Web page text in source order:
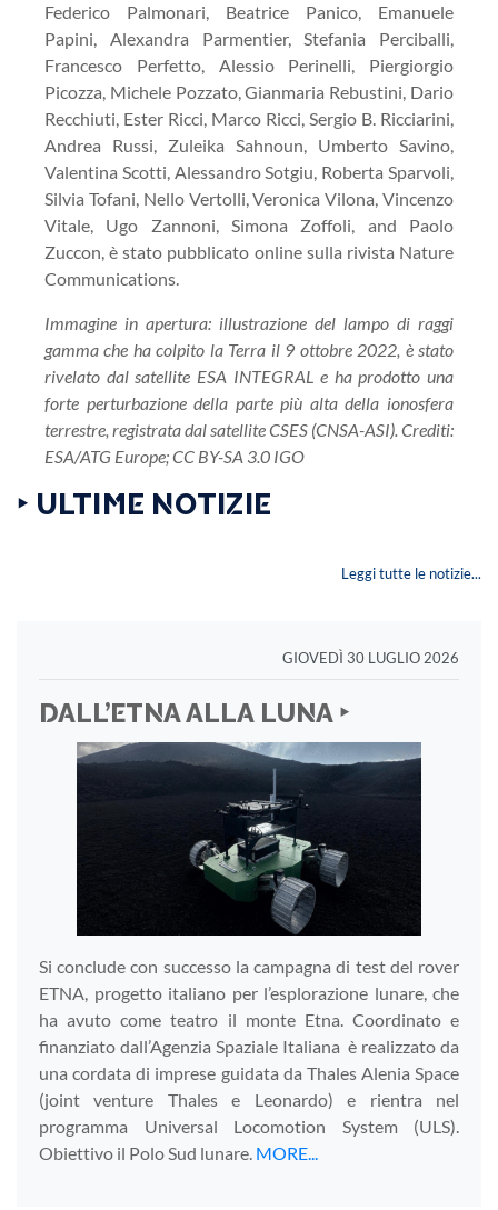
Federico Palmonari, Beatrice Panico, Emanuele
Papini, Alexandra Parmentier, Stefania Perciballi,
Francesco Perfetto, Alessio Perinelli, Piergiorgio
Picozza, Michele Pozzato, Gianmaria Rebustini, Dario
Recchiuti, Ester Ricci, Marco Ricci, Sergio B. Ricciarini,
Andrea Russi, Zuleika Sahnoun, Umberto Savino,
Valentina Scotti, Alessandro Sotgiu, Roberta Sparvoli,
Silvia Tofani, Nello Vertolli, Veronica Vilona, Vincenzo
Vitale, Ugo Zannoni, Simona Zoffoli, and Paolo
Zuccon, è stato pubblicato online sulla rivista Nature
Communications.
Immagine in apertura: illustrazione del lampo di raggi
gamma che ha colpito la Terra il 9 ottobre 2022, è stato
rivelato dal satellite ESA INTEGRAL e ha prodotto una
forte perturbazione della parte più alta della ionosfera
terrestre, registrata dal satellite CSES (CNSA-ASI). Crediti:
ESA/ATG Europe; CC BY-SA 3.0 IGO
‣ ULTIME NOTIZIE
Leggi tutte le notizie...
GIOVEDÌ 30 LUGLIO 2026
DALL’ETNA ALLA LUNA ‣
Si conclude con successo la campagna di test del rover
ETNA, progetto italiano per l’esplorazione lunare, che
ha avuto come teatro il monte Etna. Coordinato e
finanziato dall’Agenzia Spaziale Italiana è realizzato da
una cordata di imprese guidata da Thales Alenia Space
(joint venture Thales e Leonardo) e rientra nel
programma Universal Locomotion System (ULS).
Obiettivo il Polo Sud lunare. MORE...